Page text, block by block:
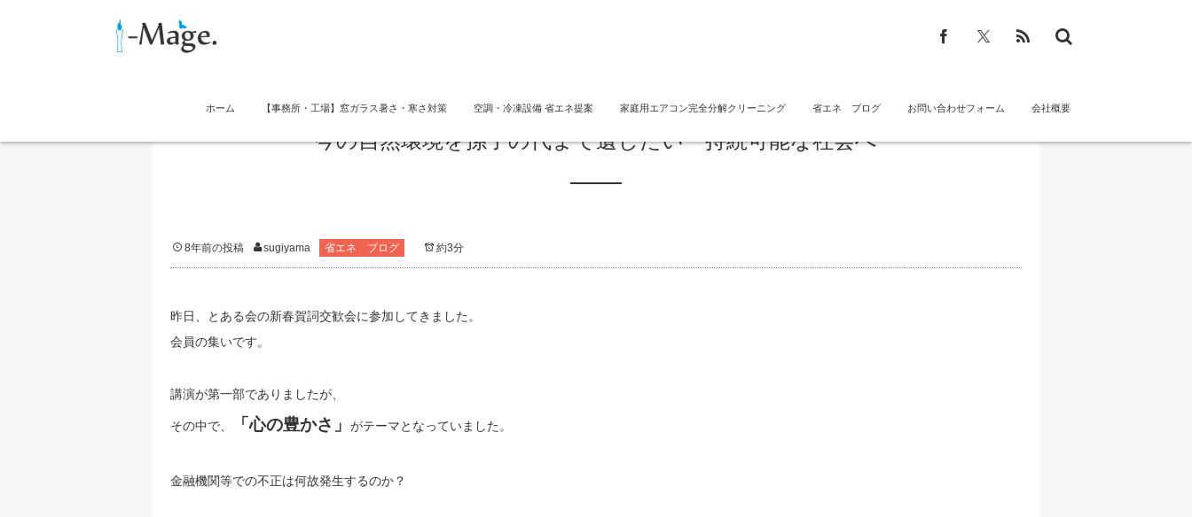
ホーム 【事務所・工場】窓ガラス暑さ・寒さ対策 空調・冷凍設備 省エネ提案 家庭用エアコン完全分解クリーニング 省エネ ブログ お問い合わせフォーム 会社概要
今の自然環境を孫子の代まで遺したい 持続可能な社会へ
8年前の投稿 sugiyama 省エネ ブログ 約3分
昨日、とある会の新春賀詞交歓会に参加してきました。
会員の集いです。
講演が第一部でありましたが、
その中で、 「心の豊かさ」 がテーマとなっていました。
金融機関等での不正は何故発生するのか？